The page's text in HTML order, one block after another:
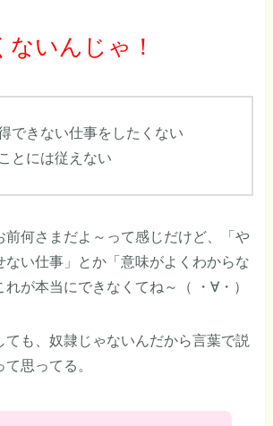
ないんじゃ！
できない仕事をしたくない
とには従えない
前何さまだよ～って感じだけど、「や
ない仕事」とか「意味がよくわからな
が本当にできなくてね～（ ・∀・）
ても、奴隷じゃないんだから言葉で説
思ってる。